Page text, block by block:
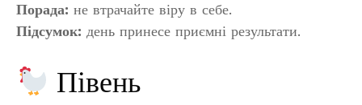
Порада: не втрачайте віру в себе.
Підсумок: день принесе приємні результати.
Півень